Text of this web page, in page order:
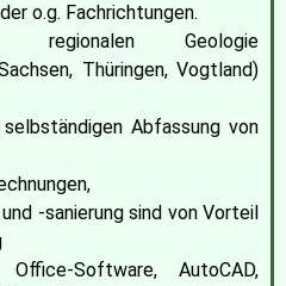
o.g. Fachrichtungen.
regionalen Geologie
Thüringen, Vogtland)
Abfassung von
-sanierung sind von Vorteil
Software, AutoCAD,